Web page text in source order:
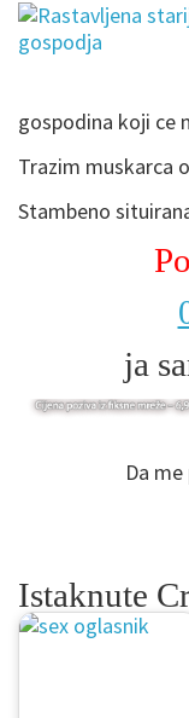
gospodina koji ce
Trazim muskarca
Stambeno
ja
Da
Istaknute